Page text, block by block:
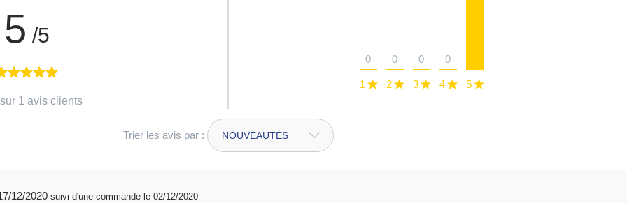
5 /5
1 avis clients
1
0
2
0
3
0
4
0
5
Trier les avis par :
17/12/2020suivi d'une commande le 02/12/2020